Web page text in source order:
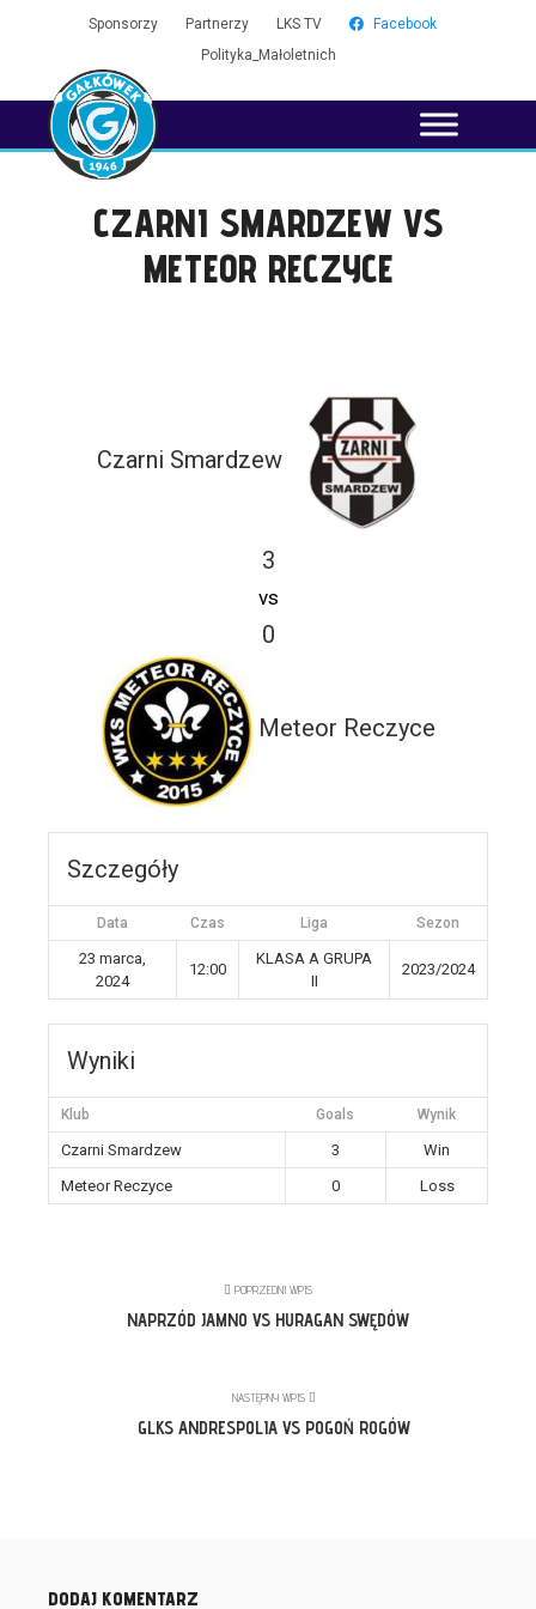
Sponsorzy Partnerzy LKS TV
Facebook
Polityka_Małoletnich
CZARNI SMARDZEW VS
METEOR RECZYCE
Czarni Smardzew
3
vs
0
Meteor Reczyce
Szczegóły
Data Czas Liga Sezon
23 marca,
2024
12:00
KLASA A GRUPA
II
2023/2024
Wyniki
Klub Goals Wynik
Czarni Smardzew 3
Win
Meteor Reczyce
0 Loss
POPRZEDNI WPIS
NAPRZÓD JAMNO VS HURAGAN SWĘDÓW
NASTĘPNY WPIS
GLKS ANDRESPOLIA VS POGOŃ ROGÓW
DODAJ KOMENTARZ